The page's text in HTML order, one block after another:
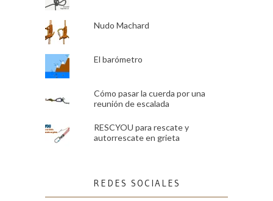
Nudo Machard
El barómetro
Cómo pasar la cuerda por una
reunión de escalada
RESCYOU para rescate y
autorrescate en grieta
REDES SOCIALES